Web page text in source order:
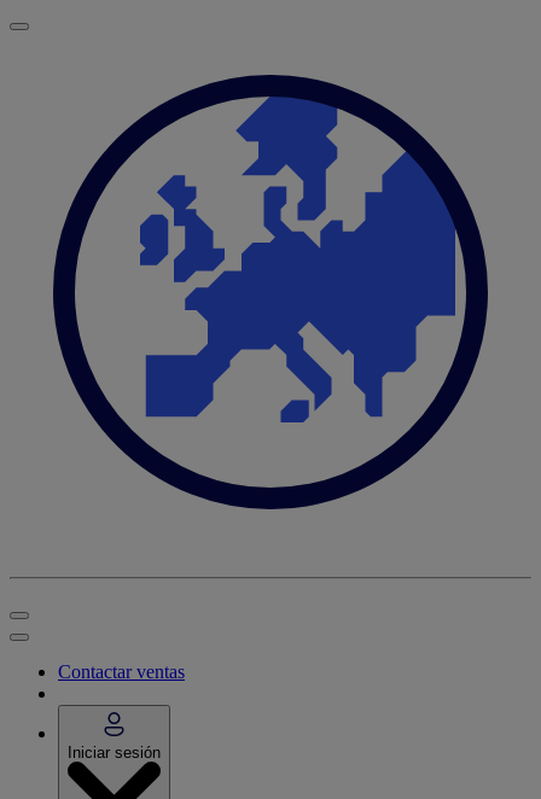
Contactar ventas
Iniciar sesión